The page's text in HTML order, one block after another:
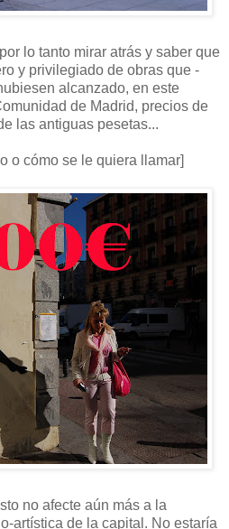
lo tanto mirar atrás y saber que
y privilegiado de obras que -
alcanzado, en este
de Madrid, precios de
las antiguas pesetas...
o cómo se le quiera llamar]
no afecte aún más a la
artística de la capital. No estaría